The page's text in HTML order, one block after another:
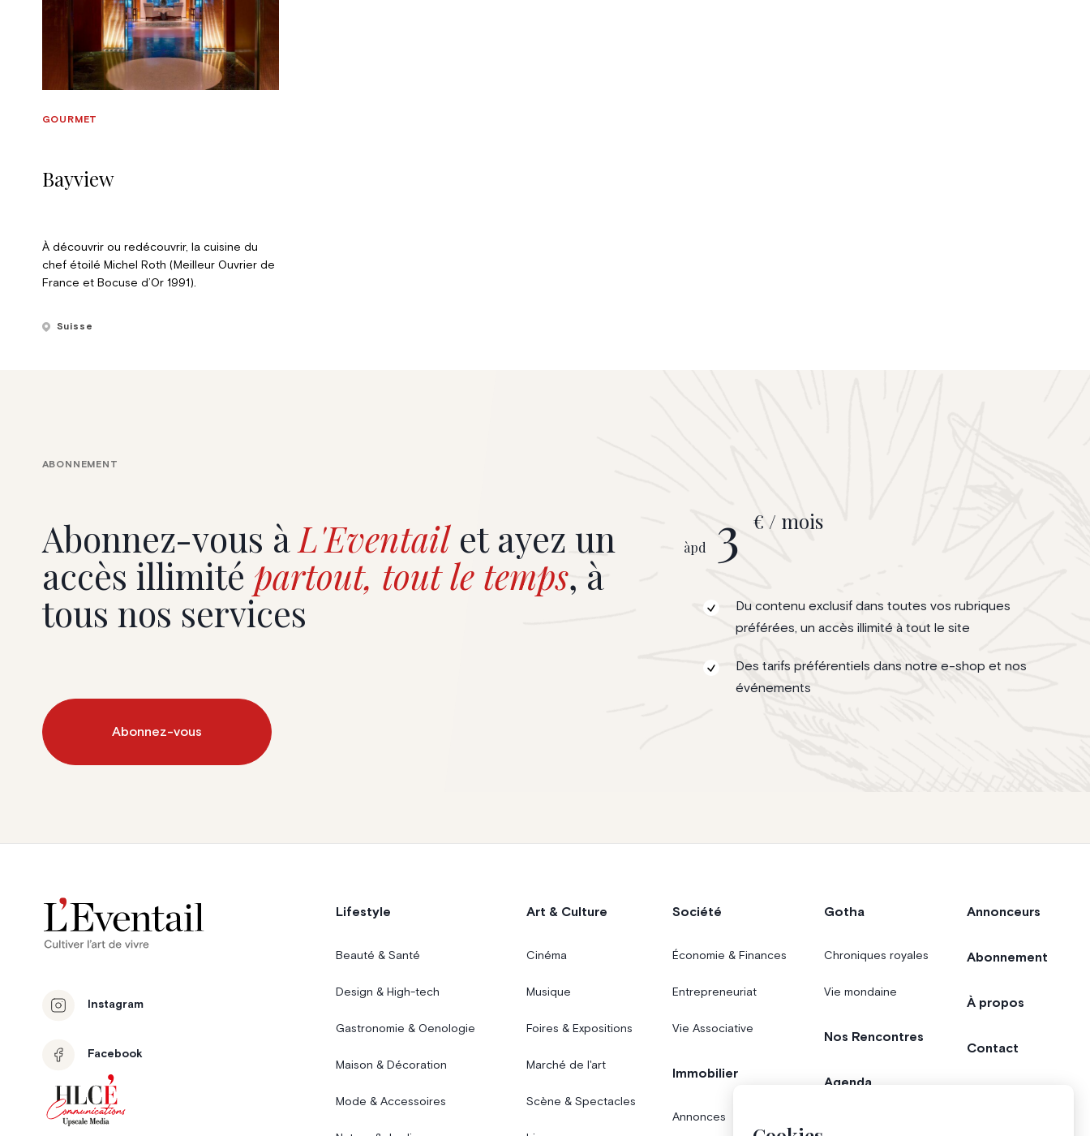
Bayview
GOURMET
À découvrir ou redécouvrir, la cuisine du
chef étoilé Michel Roth (Meilleur Ouvrier de
France et Bocuse d’Or 1991).
Suisse
Abonnez-vous àL'Eventailet ayez un
accès illimité partout, tout le temps, à
tous nos services
ABONNEMENT
Abonnez-vous
àpd 3 € / mois
Du contenu exclusif dans toutes vos rubriques
préférées, un accès illimité à tout le site
Des tarifs préférentiels dans notre e-shop et nos
événements
Instagram
Facebook
Lifestyle
Beauté & Santé
Design & High-tech
Gastronomie & Oenologie
Maison & Décoration
Mode & Accessoires
Art & Culture
Cinéma
Musique
Foires & Expositions
Marché de l'art
Scène & Spectacles
Société
Économie & Finances
Entrepreneuriat
Vie Associative
Immobilier
Annonces
Gotha
Chroniques royales
Vie mondaine
Nos Rencontres
Agenda
Annonceurs
Abonnement
À propos
Contact